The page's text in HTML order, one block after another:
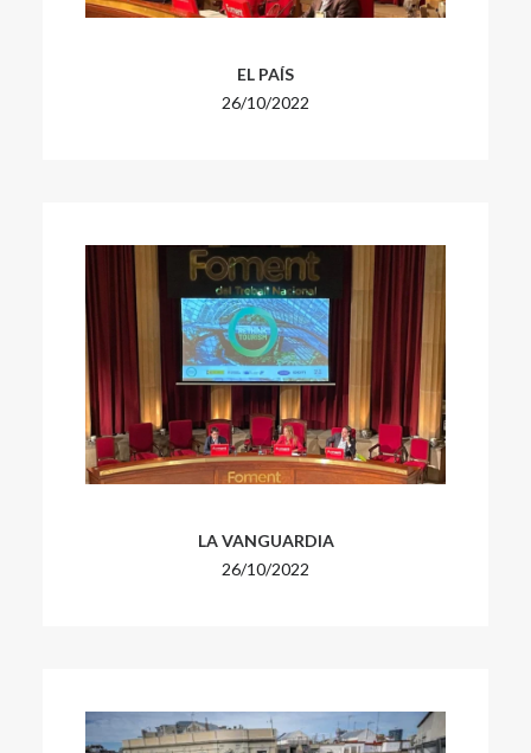
EL PAÍS
26/10/2022
LA VANGUARDIA
26/10/2022